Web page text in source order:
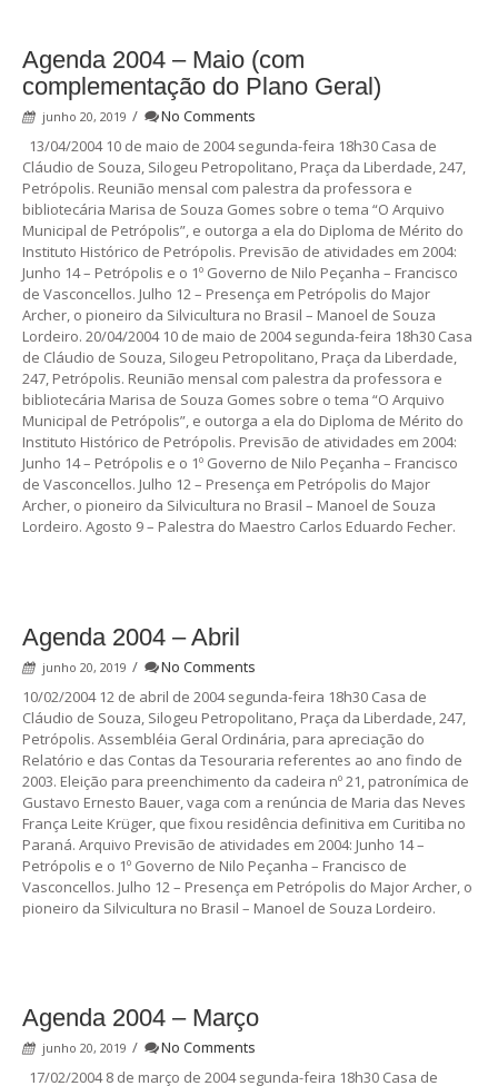
Agenda 2004 – Maio (com
complementação do Plano Geral)
junho 20, 2019 /
No Comments
13/04/2004 10 de maio de 2004 segunda-feira 18h30 Casa de
Cláudio de Souza, Silogeu Petropolitano, Praça da Liberdade, 247,
Petrópolis. Reunião mensal com palestra da professora e
bibliotecária Marisa de Souza Gomes sobre o tema “O Arquivo
Municipal de Petrópolis”, e outorga a ela do Diploma de Mérito do
Instituto Histórico de Petrópolis. Previsão de atividades em 2004:
Junho 14 – Petrópolis e o 1º Governo de Nilo Peçanha – Francisco
de Vasconcellos. Julho 12 – Presença em Petrópolis do Major
Archer, o pioneiro da Silvicultura no Brasil – Manoel de Souza
Lordeiro. 20/04/2004 10 de maio de 2004 segunda-feira 18h30 Casa
de Cláudio de Souza, Silogeu Petropolitano, Praça da Liberdade,
247, Petrópolis. Reunião mensal com palestra da professora e
bibliotecária Marisa de Souza Gomes sobre o tema “O Arquivo
Municipal de Petrópolis”, e outorga a ela do Diploma de Mérito do
Instituto Histórico de Petrópolis. Previsão de atividades em 2004:
Junho 14 – Petrópolis e o 1º Governo de Nilo Peçanha – Francisco
de Vasconcellos. Julho 12 – Presença em Petrópolis do Major
Archer, o pioneiro da Silvicultura no Brasil – Manoel de Souza
Lordeiro. Agosto 9 – Palestra do Maestro Carlos Eduardo Fecher.
Agenda 2004 – Abril
junho 20, 2019 /
No Comments
10/02/2004 12 de abril de 2004 segunda-feira 18h30 Casa de
Cláudio de Souza, Silogeu Petropolitano, Praça da Liberdade, 247,
Petrópolis. Assembléia Geral Ordinária, para apreciação do
Relatório e das Contas da Tesouraria referentes ao ano findo de
2003. Eleição para preenchimento da cadeira nº 21, patronímica de
Gustavo Ernesto Bauer, vaga com a renúncia de Maria das Neves
França Leite Krüger, que fixou residência definitiva em Curitiba no
Paraná. Arquivo Previsão de atividades em 2004: Junho 14 –
Petrópolis e o 1º Governo de Nilo Peçanha – Francisco de
Vasconcellos. Julho 12 – Presença em Petrópolis do Major Archer, o
pioneiro da Silvicultura no Brasil – Manoel de Souza Lordeiro.
Agenda 2004 – Março
junho 20, 2019 /
No Comments
17/02/2004 8 de março de 2004 segunda-feira 18h30 Casa de